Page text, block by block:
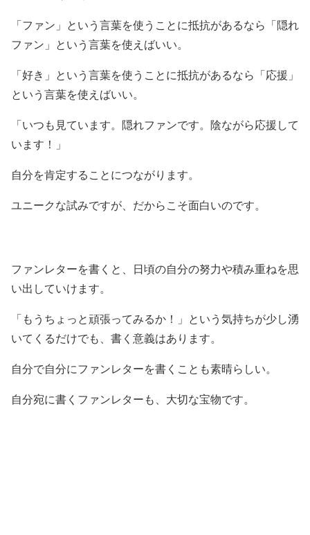
「ファン」という言葉を使うことに抵抗があるなら「隠れ
ファン」という言葉を使えばいい。
「好き」という言葉を使うことに抵抗があるなら「応援」
という言葉を使えばいい。
「いつも見ています。隠れファンです。陰ながら応援して
います！」
自分を肯定することにつながります。
ユニークな試みですが、だからこそ面白いのです。
ファンレターを書くと、日頃の自分の努力や積み重ねを思
い出していけます。
「もうちょっと頑張ってみるか！」という気持ちが少し湧
いてくるだけでも、書く意義はあります。
自分で自分にファンレターを書くことも素晴らしい。
自分宛に書くファンレターも、大切な宝物です。